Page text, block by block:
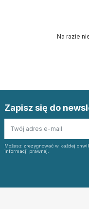
Na razie
Zapisz się do
Możesz zrezygnować w każdej
informacji prawnej.